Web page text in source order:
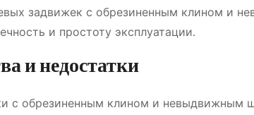
задвижек с обрезиненным клином и
и простоту эксплуатации․
и недостатки
с обрезиненным клином и невыдвижным